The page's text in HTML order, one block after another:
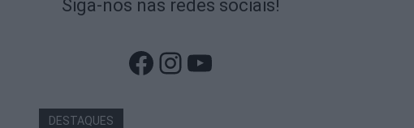
Siga-nos nas redes sociais!
Facebook
Instagram
YouTube
DESTAQUES